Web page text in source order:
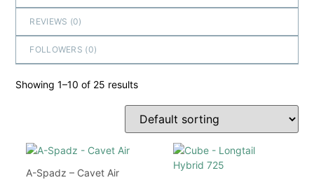
REVIEWS (0)
FOLLOWERS (0)
Showing 1–10 of 25 results
A-Spadz – Cavet Air